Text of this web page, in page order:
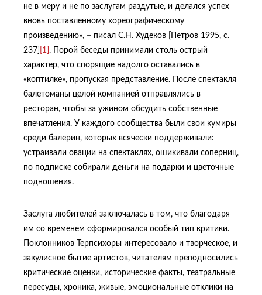
не в меру и не по заслугам раздутые, и делался успех
вновь поставленному хореографическому
произведению», − писал С.Н. Худеков [Петров 1995, с.
237]
[1] . Порой беседы принимали столь острый
характер, что спорящие надолго оставались в
«коптилке», пропуская представление. После спектакля
балетоманы целой компанией отправлялись в
ресторан, чтобы за ужином обсудить собственные
впечатления. У каждого сообщества были свои кумиры
среди балерин, которых всячески поддерживали:
устраивали овации на спектаклях, ошикивали соперниц,
по подписке собирали деньги на подарки и цветочные
подношения.
Заслуга любителей заключалась в том, что благодаря
им со временем сформировался особый тип критики.
Поклонников Терпсихоры интересовало и творческое, и
закулисное бытие артистов, читателям преподносились
критические оценки, исторические факты, театральные
пересуды, хроника, живые, эмоциональные отклики на